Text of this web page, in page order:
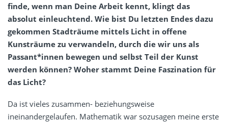
finde, wenn man Deine Arbeit kennt, klingt das
absolut einleuchtend. Wie bist Du letzten Endes dazu
gekommen Stadträume mittels Licht in offene
Kunsträume zu verwandeln, durch die wir uns als
Passant*innen bewegen und selbst Teil der Kunst
werden können? Woher stammt Deine Faszination für
das Licht?
Da ist vieles zusammen- beziehungsweise
ineinandergelaufen. Mathematik war sozusagen meine erste